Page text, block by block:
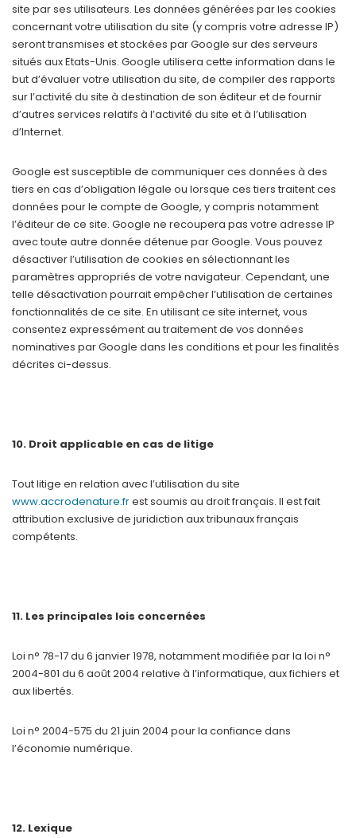
site par ses utilisateurs. Les données générées par les cookies
concernant votre utilisation du site (y compris votre adresse IP)
seront transmises et stockées par Google sur des serveurs
situés aux Etats-Unis. Google utilisera cette information dans le
but d’évaluer votre utilisation du site, de compiler des rapports
sur l’activité du site à destination de son éditeur et de fournir
d’autres services relatifs à l’activité du site et à l’utilisation
d’Internet.
Google est susceptible de communiquer ces données à des
tiers en cas d’obligation légale ou lorsque ces tiers traitent ces
données pour le compte de Google, y compris notamment
l’éditeur de ce site. Google ne recoupera pas votre adresse IP
avec toute autre donnée détenue par Google. Vous pouvez
désactiver l’utilisation de cookies en sélectionnant les
paramètres appropriés de votre navigateur. Cependant, une
telle désactivation pourrait empêcher l’utilisation de certaines
fonctionnalités de ce site. En utilisant ce site internet, vous
consentez expressément au traitement de vos données
nominatives par Google dans les conditions et pour les finalités
décrites ci-dessus.
10. Droit applicable en cas de litige
Tout litige en relation avec l’utilisation du site
www.accrodenature.frest soumis au droit français. Il est fait
attribution exclusive de juridiction aux tribunaux français
compétents.
11. Les principales lois concernées
Loi n° 78-17 du 6 janvier 1978, notamment modifiée par la loi n°
2004-801 du 6 août 2004 relative à l’informatique, aux fichiers et
aux libertés.
Loi n° 2004-575 du 21 juin 2004 pour la confiance dans
l’économie numérique.
12. Lexique